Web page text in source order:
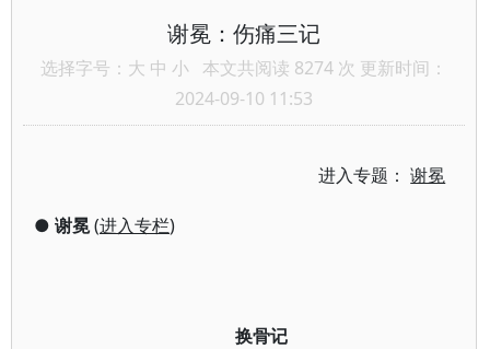
谢冕：伤痛三记
选择字号： 大 中 小 本文共阅读 8274 次 更新时间：
2024-09-10 11:53
进入专题：谢冕
● 谢冕(进入专栏)
换骨记